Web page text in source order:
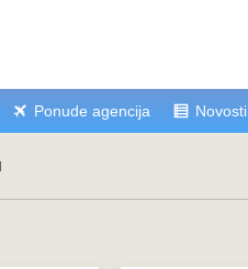
Ponude agencija Novosti